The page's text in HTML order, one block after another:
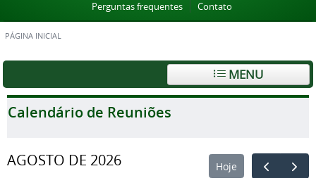
Perguntas frequentes Contato
PÁGINA INICIAL
MENU
Calendário de Reuniões
AGOSTO DE 2026 Hoje